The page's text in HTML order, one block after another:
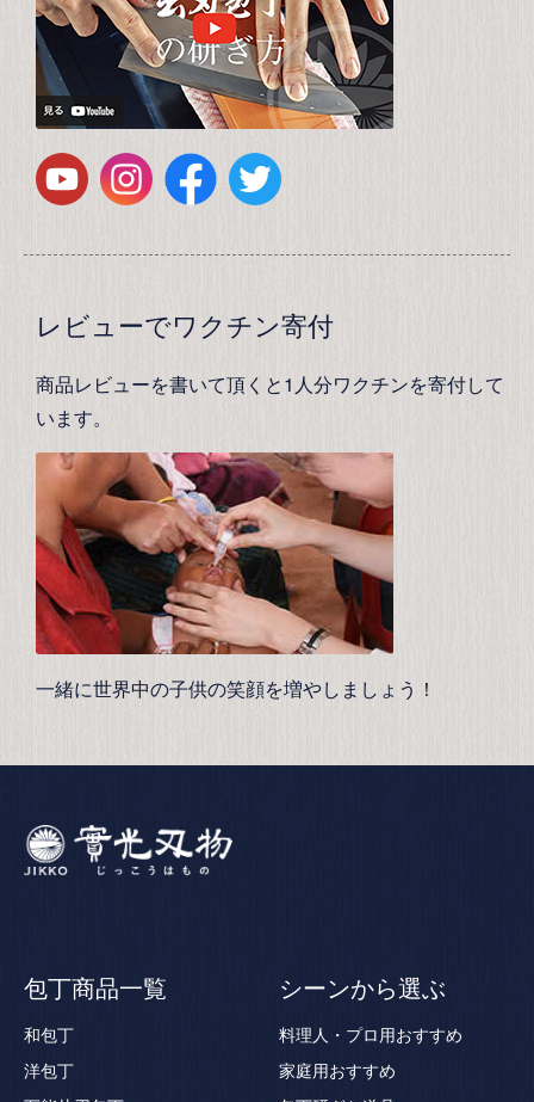
レビューでワクチン寄付
商品レビューを書いて頂くと1人分ワクチンを寄付して
います。
一緒に世界中の子供の笑顔を増やしましょう！
包丁商品一覧
和包丁
洋包丁
シーンから選ぶ
料理人・プロ用おすすめ
家庭用おすすめ